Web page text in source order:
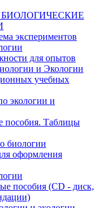
экспериментов
для опытов
и Экологии
учебных
экологии и
пособия. Таблицы
биологии
оформления
пособия (CD - диск,